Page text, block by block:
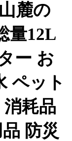
麓の
量12L
ー お
ペット
耗品
防災